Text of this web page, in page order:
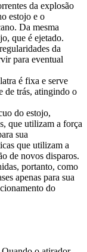
da explosão
estojo e o
Da mesma
que é ejetado.
da
para eventual
é fixa e serve
de trás, atingindo o
do estojo,
que utilizam a força
sua
que utilizam a
de novos disparos.
portanto, como
apenas para sua
do